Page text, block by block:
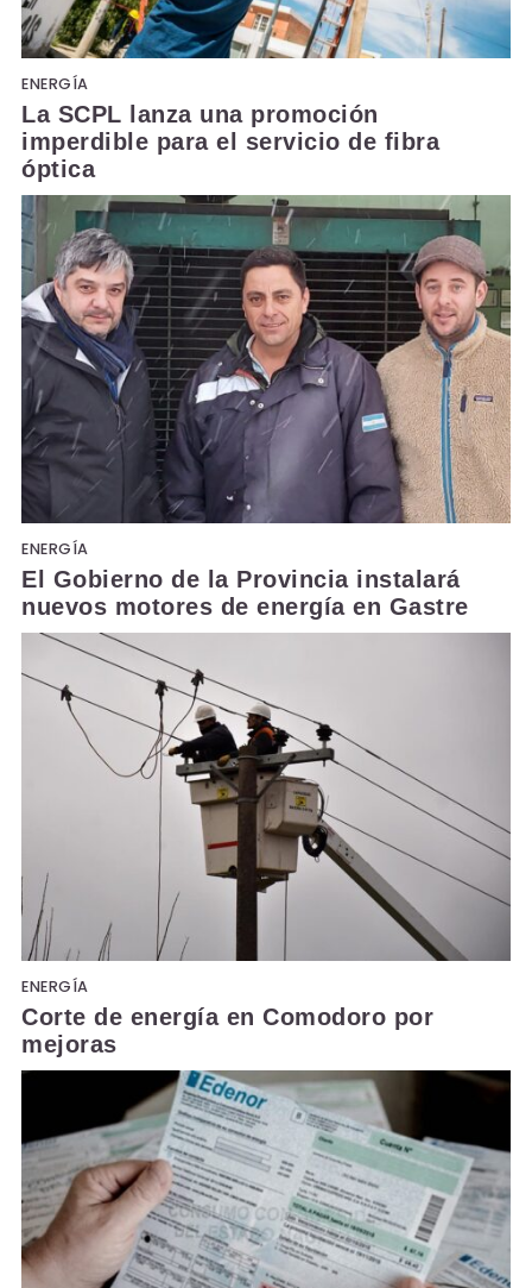
ENERGÍA
La SCPL lanza una promoción
imperdible para el servicio de fibra
óptica
ENERGÍA
El Gobierno de la Provincia instalará
nuevos motores de energía en Gastre
ENERGÍA
Corte de energía en Comodoro por
mejoras